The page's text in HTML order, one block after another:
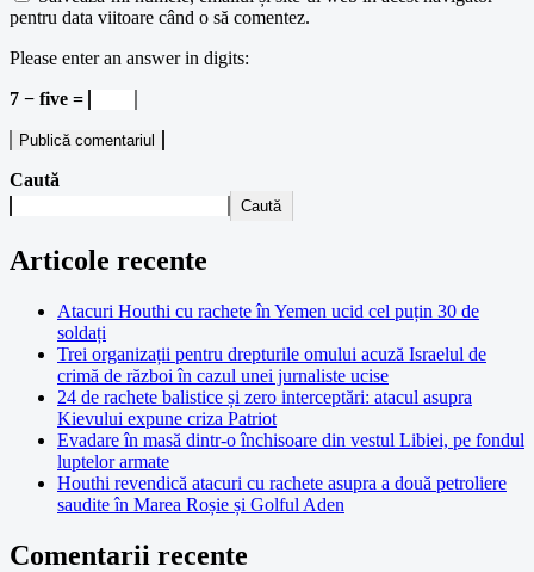
pentru data viitoare când o să comentez.
Please enter an answer in digits:
7 − five =
Caută
Caută
Articole recente
Atacuri Houthi cu rachete în Yemen ucid cel puțin 30 de
soldați
Trei organizații pentru drepturile omului acuză Israelul de
crimă de război în cazul unei jurnaliste ucise
24 de rachete balistice și zero interceptări: atacul asupra
Kievului expune criza Patriot
Evadare în masă dintr-o închisoare din vestul Libiei, pe fondul
luptelor armate
Houthi revendică atacuri cu rachete asupra a două petroliere
saudite în Marea Roșie și Golful Aden
Comentarii recente